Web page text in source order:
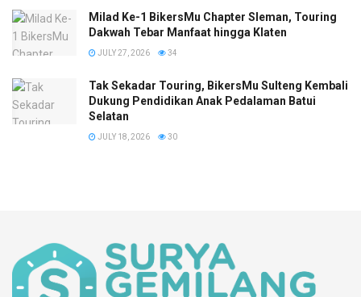
Milad Ke-1 BikersMu Chapter Sleman, Touring
Dakwah Tebar Manfaat hingga Klaten
JULY 27, 2026 34
Tak Sekadar Touring, BikersMu Sulteng Kembali
Dukung Pendidikan Anak Pedalaman Batui
Selatan
JULY 18, 2026 30